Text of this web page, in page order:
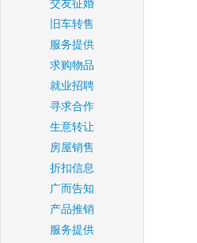
交友征婚
旧车转售
服务提供
求购物品
就业招聘
寻求合作
生意转让
房屋销售
折扣信息
广而告知
产品推销
服务提供